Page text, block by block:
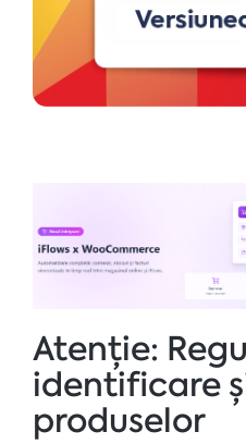
Atenție:
identificare
produselor